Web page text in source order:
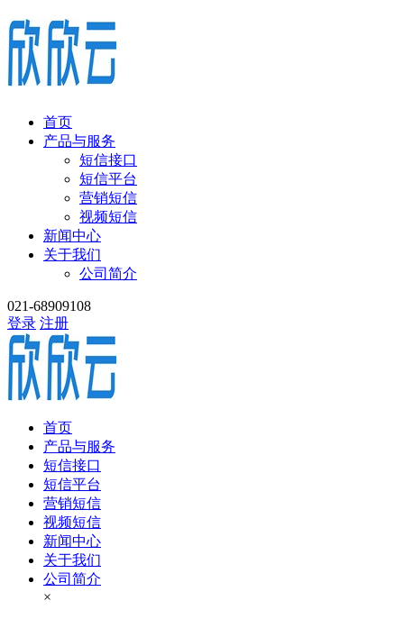
首页
产品与服务
短信接口
短信平台
营销短信
视频短信
新闻中心
关于我们
公司简介
021-68909108
登录 注册
首页
产品与服务
短信接口
短信平台
营销短信
视频短信
新闻中心
关于我们
公司简介
×